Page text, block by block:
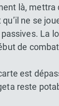
là,
ne se
La
de
est
reste